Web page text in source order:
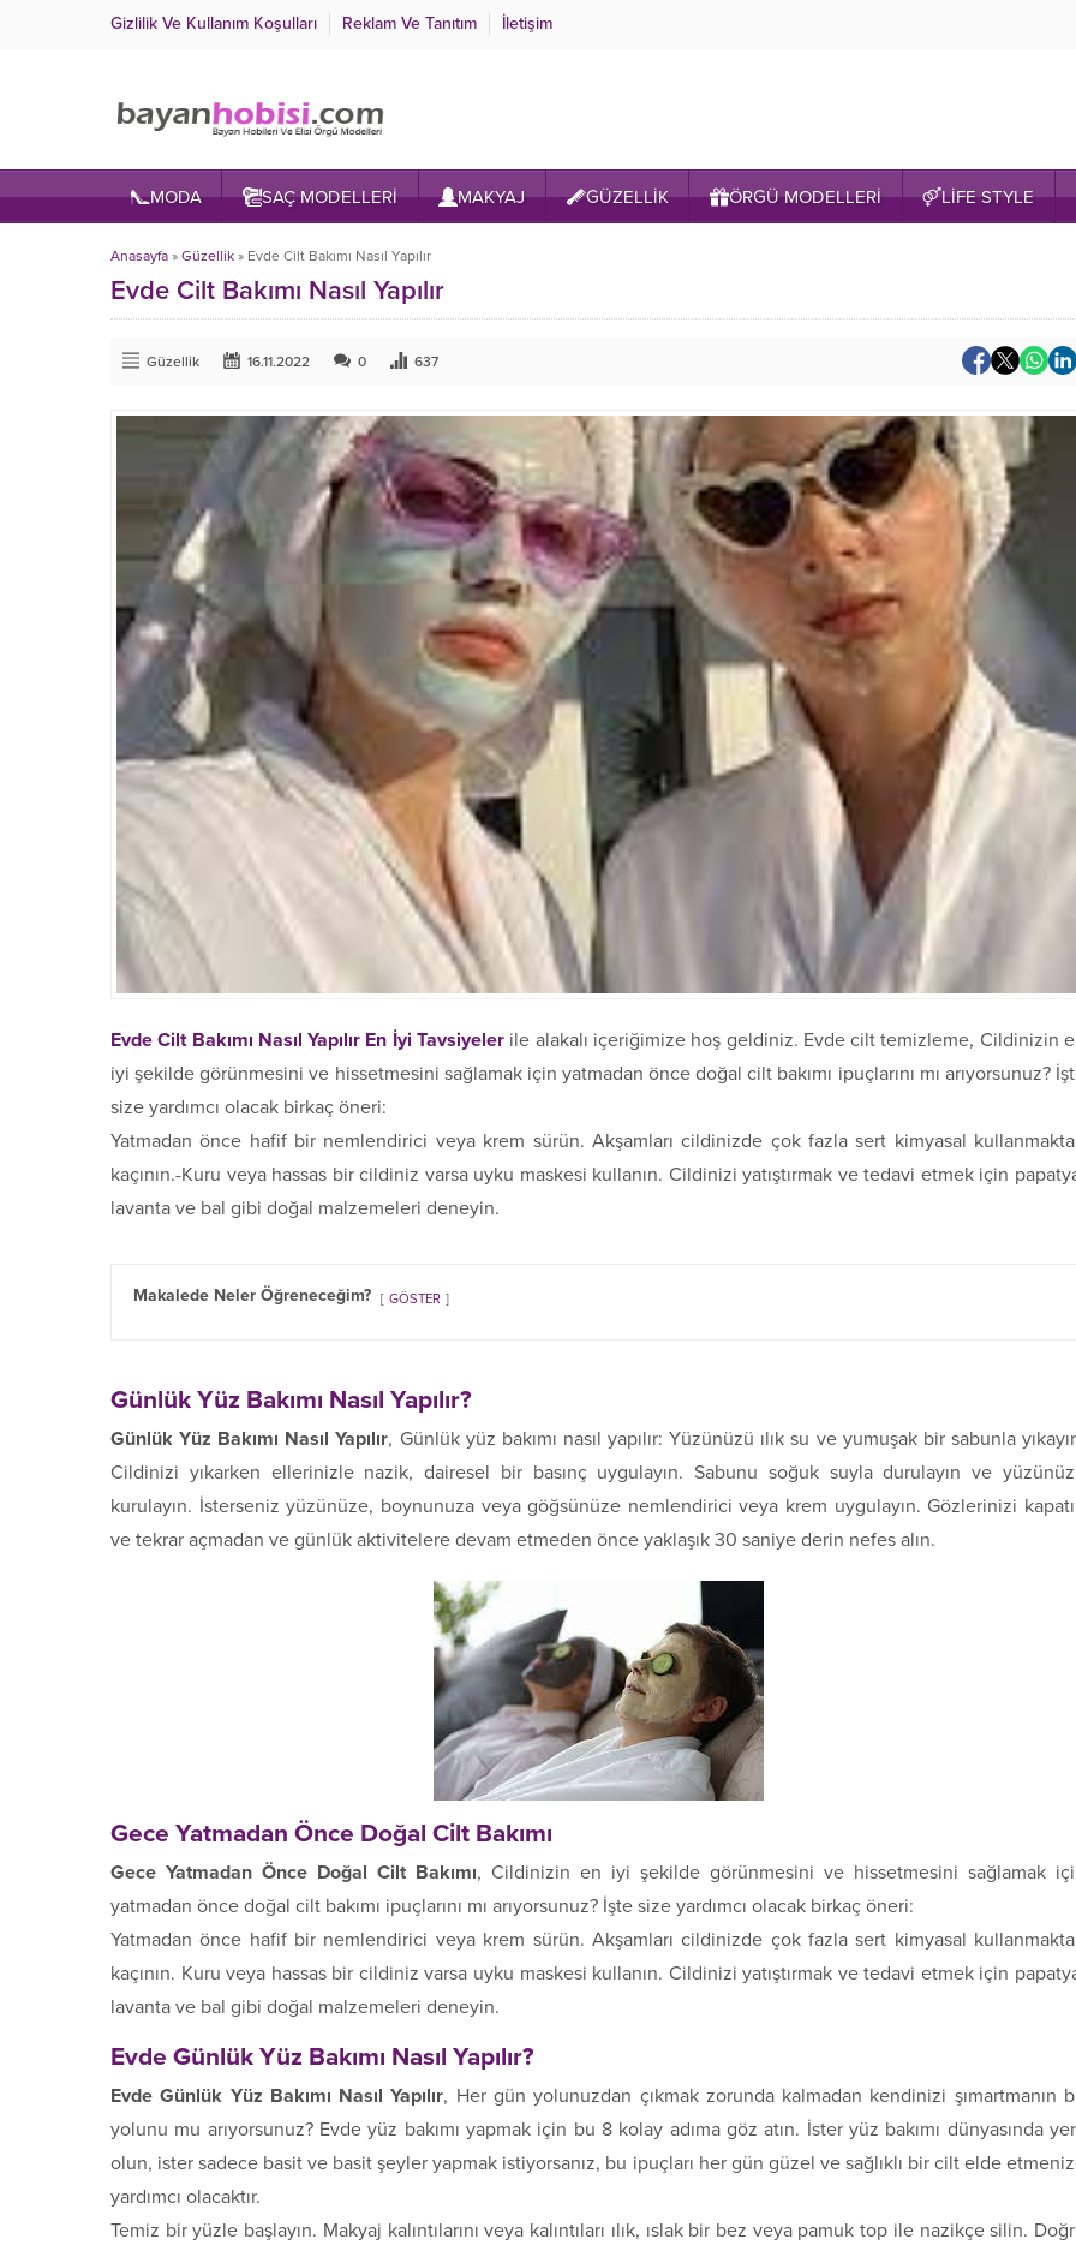
Gizlilik Ve Kullanım Koşulları Reklam Ve Tanıtım İletişim
MODA SAÇ MODELLERİ MAKYAJ GÜZELLİK ÖRGÜ MODELLERİ LİFE STYLE
Anasayfa » Güzellik » Evde Cilt Bakımı Nasıl Yapılır
Evde Cilt Bakımı Nasıl Yapılır
Güzellik 16.11.2022 0 637
Evde Cilt Bakımı Nasıl Yapılır En İyi Tavsiyeler ile alakalı içeriğimize hoş geldiniz. Evde cilt temizleme, Cildinizin
iyi şekilde görünmesini ve hissetmesini sağlamak için yatmadan önce doğal cilt bakımı ipuçlarını mı arıyorsunuz?
size yardımcı olacak birkaç öneri:
Yatmadan önce hafif bir nemlendirici veya krem sürün. Akşamları cildinizde çok fazla sert kimyasal
kaçının.-Kuru veya hassas bir cildiniz varsa uyku maskesi kullanın. Cildinizi yatıştırmak ve tedavi etmek için
lavanta ve bal gibi doğal malzemeleri deneyin.
Makalede Neler Öğreneceğim? GÖSTER
Günlük Yüz Bakımı Nasıl Yapılır?
Günlük Yüz Bakımı Nasıl Yapılır, Günlük yüz bakımı nasıl yapılır: Yüzünüzü ılık su ve yumuşak bir sabunla
Cildinizi yıkarken ellerinizle nazik, dairesel bir basınç uygulayın. Sabunu soğuk suyla durulayın ve
kurulayın. İsterseniz yüzünüze, boynunuza veya göğsünüze nemlendirici veya krem uygulayın. Gözlerinizi
ve tekrar açmadan ve günlük aktivitelere devam etmeden önce yaklaşık 30 saniye derin nefes alın.
Gece Yatmadan Önce Doğal Cilt Bakımı
Gece Yatmadan Önce Doğal Cilt Bakımı, Cildinizin en iyi şekilde görünmesini ve hissetmesini sağlamak
yatmadan önce doğal cilt bakımı ipuçlarını mı arıyorsunuz? İşte size yardımcı olacak birkaç öneri:
Yatmadan önce hafif bir nemlendirici veya krem sürün. Akşamları cildinizde çok fazla sert kimyasal
kaçının. Kuru veya hassas bir cildiniz varsa uyku maskesi kullanın. Cildinizi yatıştırmak ve tedavi etmek için
lavanta ve bal gibi doğal malzemeleri deneyin.
Evde Günlük Yüz Bakımı Nasıl Yapılır?
Evde Günlük Yüz Bakımı Nasıl Yapılır, Her gün yolunuzdan çıkmak zorunda kalmadan kendinizi şımartmanın
yolunu mu arıyorsunuz? Evde yüz bakımı yapmak için bu 8 kolay adıma göz atın. İster yüz bakımı dünyasında
olun, ister sadece basit ve basit şeyler yapmak istiyorsanız, bu ipuçları her gün güzel ve sağlıklı bir cilt elde
yardımcı olacaktır.
Temiz bir yüzle başlayın. Makyaj kalıntılarını veya kalıntıları ılık, ıslak bir bez veya pamuk top ile nazikçe silin.